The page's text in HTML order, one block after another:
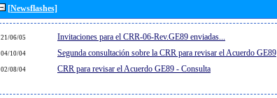
[Newsflashes]
21/06/05 Invitaciones para el CRR-06-Rev.GE89 enviadas...
04/10/04 Segunda consultación sobre la CRR para revisar el Acuerdo GE89
02/08/04 CRR para revisar el Acuerdo GE89 - Consulta